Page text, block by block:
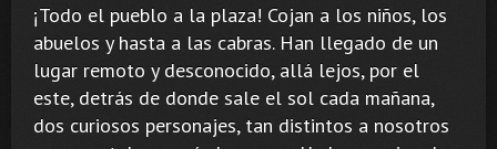
¡Todo el pueblo a la plaza! Cojan a los niños, los
abuelos y hasta a las cabras. Han llegado de un
lugar remoto y desconocido, allá lejos, por el
este, detrás de donde sale el sol cada mañana,
dos curiosos personajes, tan distintos a nosotros